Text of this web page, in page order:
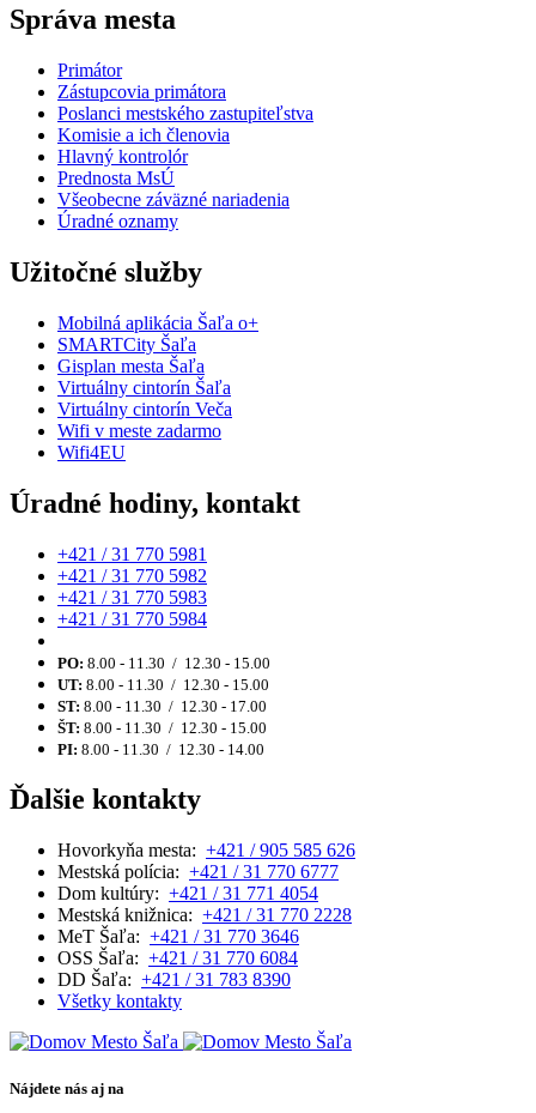
Správa mesta
Primátor
Zástupcovia primátora
Poslanci mestského zastupiteľstva
Komisie a ich členovia
Hlavný kontrolór
Prednosta MsÚ
Všeobecne záväzné nariadenia
Úradné oznamy
Užitočné služby
Mobilná aplikácia Šaľa o+
SMARTCity Šaľa
Gisplan mesta Šaľa
Virtuálny cintorín Šaľa
Virtuálny cintorín Veča
Wifi v meste zadarmo
Wifi4EU
Úradné hodiny, kontakt
+421 / 31 770 5981
+421 / 31 770 5982
+421 / 31 770 5983
+421 / 31 770 5984
PO: 8.00 - 11.30 / 12.30 - 15.00
UT: 8.00 - 11.30 / 12.30 - 15.00
ST: 8.00 - 11.30 / 12.30 - 17.00
ŠT: 8.00 - 11.30 / 12.30 - 15.00
PI: 8.00 - 11.30 / 12.30 - 14.00
Ďalšie kontakty
Hovorkyňa mesta: +421 / 905 585 626
Mestská polícia: +421 / 31 770 6777
Dom kultúry: +421 / 31 771 4054
Mestská knižnica: +421 / 31 770 2228
MeT Šaľa: +421 / 31 770 3646
OSS Šaľa: +421 / 31 770 6084
DD Šaľa: +421 / 31 783 8390
Všetky kontakty
Nájdete nás aj na